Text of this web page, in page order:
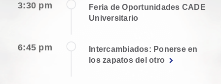
3:30 pm
Feria de Oportunidades CADE
Universitario
6:45 pm
Intercambiados: Ponerse en
los zapatos del otro